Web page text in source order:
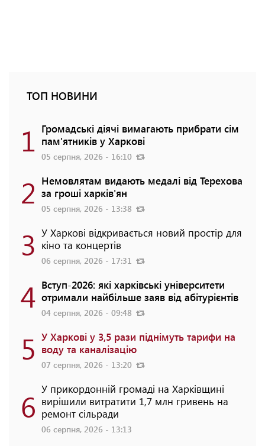
ТОП НОВИНИ
1 Громадські діячі вимагають прибрати сім
пам'ятників у Харкові
05 серпня, 2026 - 16:10
2 Немовлятам видають медалі від Терехова
за гроші харків'ян
05 серпня, 2026 - 13:38
3 У Харкові відкривається новий простір для
кіно та концертів
06 серпня, 2026 - 17:31
4 Вступ-2026: які харківські університети
отримали найбільше заяв від абітурієнтів
04 серпня, 2026 - 09:48
5 У Харкові у 3,5 рази піднімуть тарифи на
воду та каналізацію
07 серпня, 2026 - 13:20
6 У прикордонній громаді на Харківщині
вирішили витратити 1,7 млн гривень на
ремонт сільради
06 серпня, 2026 - 13:13